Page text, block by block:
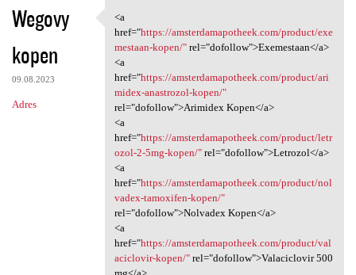
Wegovy
kopen
09.08.2023
Adres
<a href="https:/
<a
href="https://amsterdamapotheek.com/product/exe
mestaan-kopen/"rel="dofollow">Exemestaan</a>
<a
href="https://amsterdamapotheek.com/product/ari
midex-anastrozol-kopen/"
rel="dofollow">Arimidex Kopen</a>
<a
href="https://amsterdamapotheek.com/product/letr
ozol-2-5mg-kopen/"rel="dofollow">Letrozol</a>
<a
href="https://amsterdamapotheek.com/product/nol
vadex-tamoxifen-kopen/"
rel="dofollow">Nolvadex Kopen</a>
<a
href="https://amsterdamapotheek.com/product/val
aciclovir-kopen/"rel="dofollow">Valaciclovir 500